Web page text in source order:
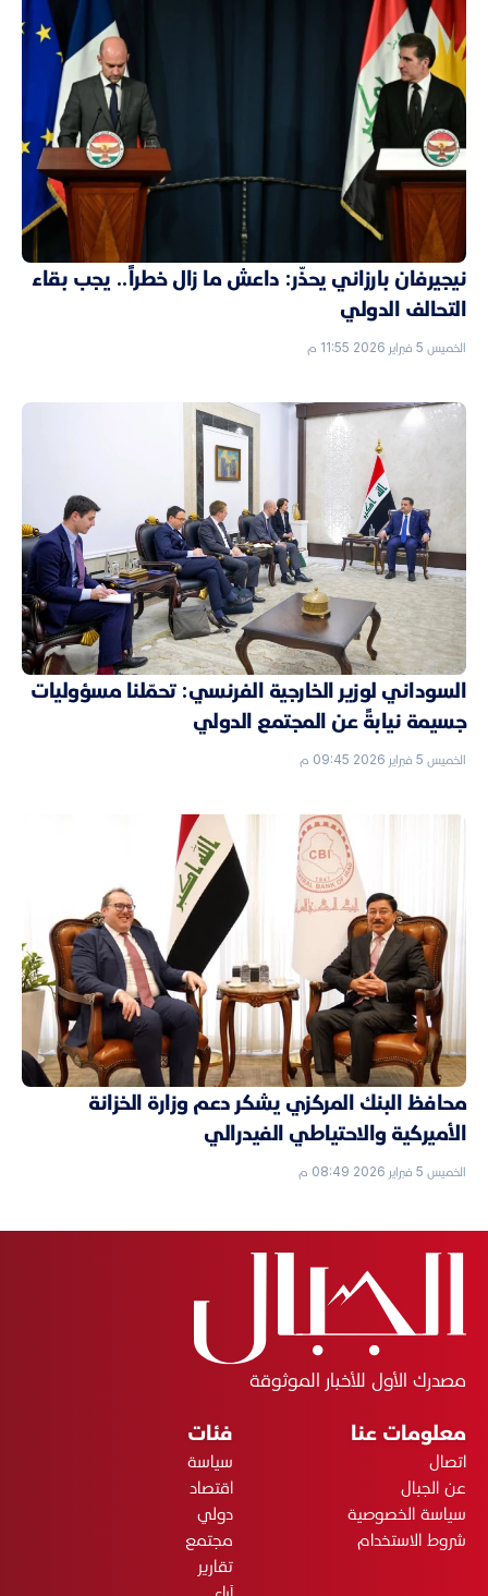
نيجيرفان بارزاني يحذّر: داعش ما زال خطراً.. يجب بقاء
التحالف الدولي
الخميس 5 فبراير 2026 11:55 م
السوداني لوزير الخارجية الفرنسي: تحمّلنا مسؤوليات
جسيمة نيابةً عن المجتمع الدولي
الخميس 5 فبراير 2026 09:45 م
محافظ البنك المركزي يشكر دعم وزارة الخزانة
الأميركية والاحتياطي الفيدرالي
الخميس 5 فبراير 2026 08:49 م
مصدرك الأول للأخبار الموثوقة
معلومات عنا
اتصال
عن الجبال
سياسة الخصوصية
شروط الاستخدام
فئات
سياسة
اقتصاد
دولي
مجتمع
تقارير
آراء